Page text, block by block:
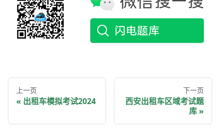
上一页
出租车模拟考试2024
下一页
西安出租车区域考试题
库